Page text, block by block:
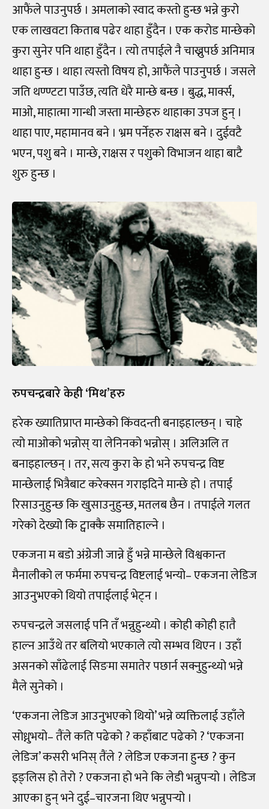
आफैंले पाउनुपर्छ । अमलाको स्वाद कस्तो हुन्छ भन्ने कुरो
एक लाखवटा किताब पढेर थाहा हुँदैन । एक करोड मान्छेको
कुरा सुनेर पनि थाहा हुँदैन । त्यो तपाईले नै चाख्नुपर्छ अनिमात्र
थाहा हुन्छ । थाहा त्यस्तो विषय हो, आफैंले पाउनुपर्छ । जसले
जति थण्ण्टटा पाउँछ, त्यति धेरै मान्छे बन्छ । बुद्ध, मार्क्स,
माओ, माहात्मा गान्धी जस्ता मान्छेहरु थाहाका उपज हुन् ।
थाहा पाए, महामानव बने । भ्रम पर्नेहरु राक्षस बने । दुईवटै
भएन, पशु बने । मान्छे, राक्षस र पशुको विभाजन थाहा बाटै
शुरु हुन्छ ।
रुपचन्द्रबारे केही ‘मिथ’हरु
हरेक ख्यातिप्राप्त मान्छेको किंवदन्ती बनाइहाल्छन् । चाहे
त्यो माओको भन्नोस् या लेनिनको भन्नोस् । अलिअलि त
बनाइहाल्छन् । तर, सत्य कुरा के हो भने रुपचन्द्र विष्ट
मान्छेलाई भित्रैबाट करेक्सन गराइदिने मान्छे हो । तपाई
रिसाउनुहुन्छ कि खुसाउनुहुन्छ, मतलब छैन । तपाईले गलत
गरेको देख्यो कि ट्वाक्कै समातिहाल्ने ।
एकजना म बडो अंग्रेजी जान्ने हुँ भन्ने मान्छेले विश्वकान्त
मैनालीको ल फर्ममा रुपचन्द्र विष्टलाई भन्यो– एकजना लेडिज
आउनुभएको थियो तपाईलाई भेट्न ।
रुपचन्द्रले जसलाई पनि तँ भन्नुहुन्थ्यो । कोही कोही हातै
हाल्न आउँथे तर बलियो भएकाले त्यो सम्भव थिएन । उहाँ
असनको साँढेलाई सिङमा समातेर पछार्न सक्नुहुन्थ्यो भन्ने
मैले सुनेको ।
‘एकजना लेडिज आउनुभएको थियो’ भन्ने व्यक्तिलाई उहाँले
सोध्नुभयो– तैंले कति पढेको ? कहाँबाट पढेको ? ‘एकजना
लेडिज’ कसरी भनिस् तैंले ? लेडिज एकजना हुन्छ ? कुन
इङ्लिस हो तेरो ? एकजना हो भने कि लेडी भन्नुपर्‍यो । लेडिज
आएका हुन् भने दुई–चारजना थिए भन्नुपर्‍यो ।